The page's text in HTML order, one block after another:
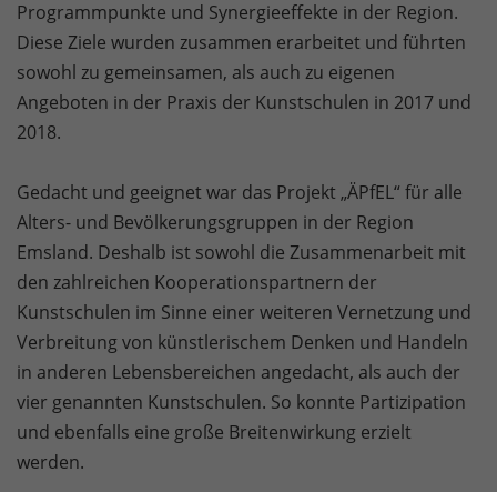
Programmpunkte und Synergieeffekte in der Region.
Diese Ziele wurden zusammen erarbeitet und führten
sowohl zu gemeinsamen, als auch zu eigenen
Angeboten in der Praxis der Kunstschulen in 2017 und
2018.
Gedacht und geeignet war das Projekt „ÄPfEL“ für alle
Alters- und Bevölkerungsgruppen in der Region
Emsland. Deshalb ist sowohl die Zusammenarbeit mit
den zahlreichen Kooperationspartnern der
Kunstschulen im Sinne einer weiteren Vernetzung und
Verbreitung von künstlerischem Denken und Handeln
in anderen Lebensbereichen angedacht, als auch der
vier genannten Kunstschulen. So konnte Partizipation
und ebenfalls eine große Breitenwirkung erzielt
werden.